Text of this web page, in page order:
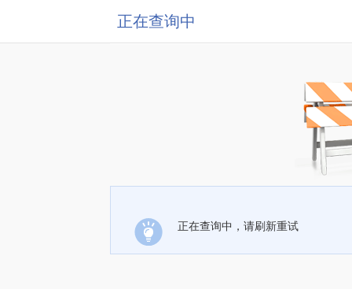
正在查询中
正在查询中，请刷新重试